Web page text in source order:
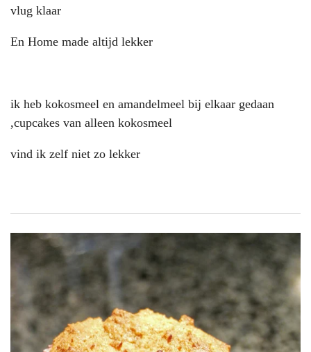
vlug klaar
En Home made altijd lekker
ik heb kokosmeel en amandelmeel bij elkaar gedaan
,cupcakes van alleen kokosmeel
vind ik zelf niet zo lekker